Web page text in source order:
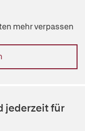
mehr verpassen
jederzeit für